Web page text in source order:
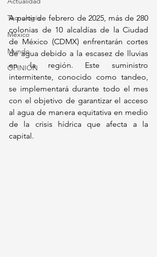
Tecnología
México
Mundo
OPINIÓN
A partir de febrero de 2025, más de 280
colonias de 10 alcaldías de la Ciudad
de México (CDMX) enfrentarán cortes
de agua debido a la escasez de lluvias
en la región. Este suministro
intermitente, conocido como tandeo,
se implementará durante todo el mes
con el objetivo de garantizar el acceso
al agua de manera equitativa en medio
de la crisis hídrica que afecta a la
capital.